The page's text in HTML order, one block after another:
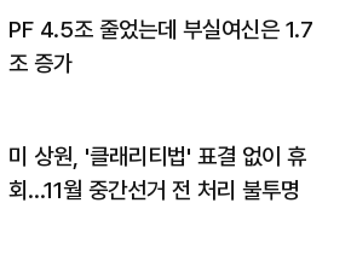
PF 4.5조 줄었는데 부실여신은 1.7
조 증가
미 상원, '클래리티법' 표결 없이 휴
회…11월 중간선거 전 처리 불투명